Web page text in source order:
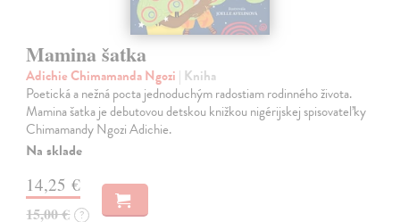
Mamina šatka
Adichie Chimamanda Ngozi | Kniha
Poetická a nežná pocta jednoduchým radostiam rodinného života.
Mamina šatka je debutovou detskou knižkou nigérijskej spisovateľky
Chimamandy Ngozi Adichie.
Na sklade
14,25 €
15,00 € ?